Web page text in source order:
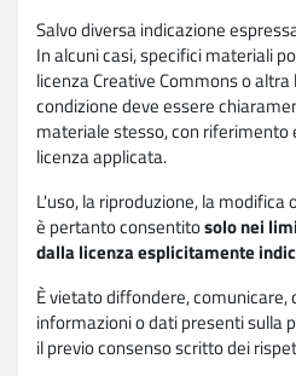
Salvo diversa indicazione
In alcuni casi, specifici materiali
licenza Creative Commons o
condizione deve essere
materiale stesso, con riferimento
licenza applicata.
L'uso, la riproduzione, la
è pertanto consentitosolo nei
dalla licenza esplicitamente
È vietato diffondere,
informazioni o dati presenti sulla
il previo consenso scritto dei